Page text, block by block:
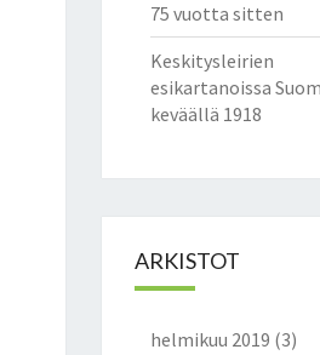
75 vuotta sitten
Keskitysleirien
esikartanoissa
keväällä 1918
ARKISTOT
helmikuu 2019 (3)